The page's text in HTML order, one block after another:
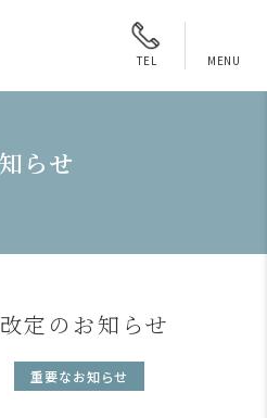
TEL MENU
らせ
定のお知らせ
重要なお知らせ